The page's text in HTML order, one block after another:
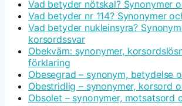
Vad betyder nötskal? Synonymer
Vad betyder nr 114? Synonymer
Vad betyder nukleinsyra?
korsordssvar
Obekväm: synonymer,
förklaring
Obesegrad – synonym, betydelse
Obestridlig – synonymer, korsord
Obsolet – synonymer, motsatsord